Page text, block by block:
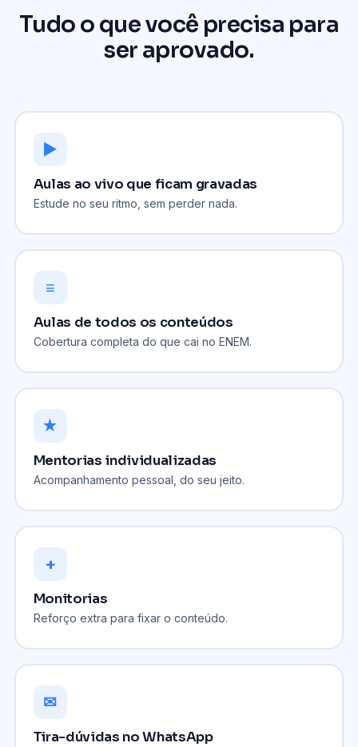
Tudo o que você precisa para
ser aprovado.
▶
Aulas ao vivo que ficam gravadas
Estude no seu ritmo, sem perder nada.
≡
Aulas de todos os conteúdos
Cobertura completa do que cai no ENEM.
★
Mentorias individualizadas
Acompanhamento pessoal, do seu jeito.
+
Monitorias
Reforço extra para fixar o conteúdo.
✉
Tira-dúvidas no WhatsApp